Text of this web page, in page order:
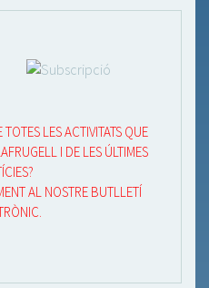
LES ACTIVITATS QUE
I DE LES ÚLTIMES
AL NOSTRE BUTLLETÍ